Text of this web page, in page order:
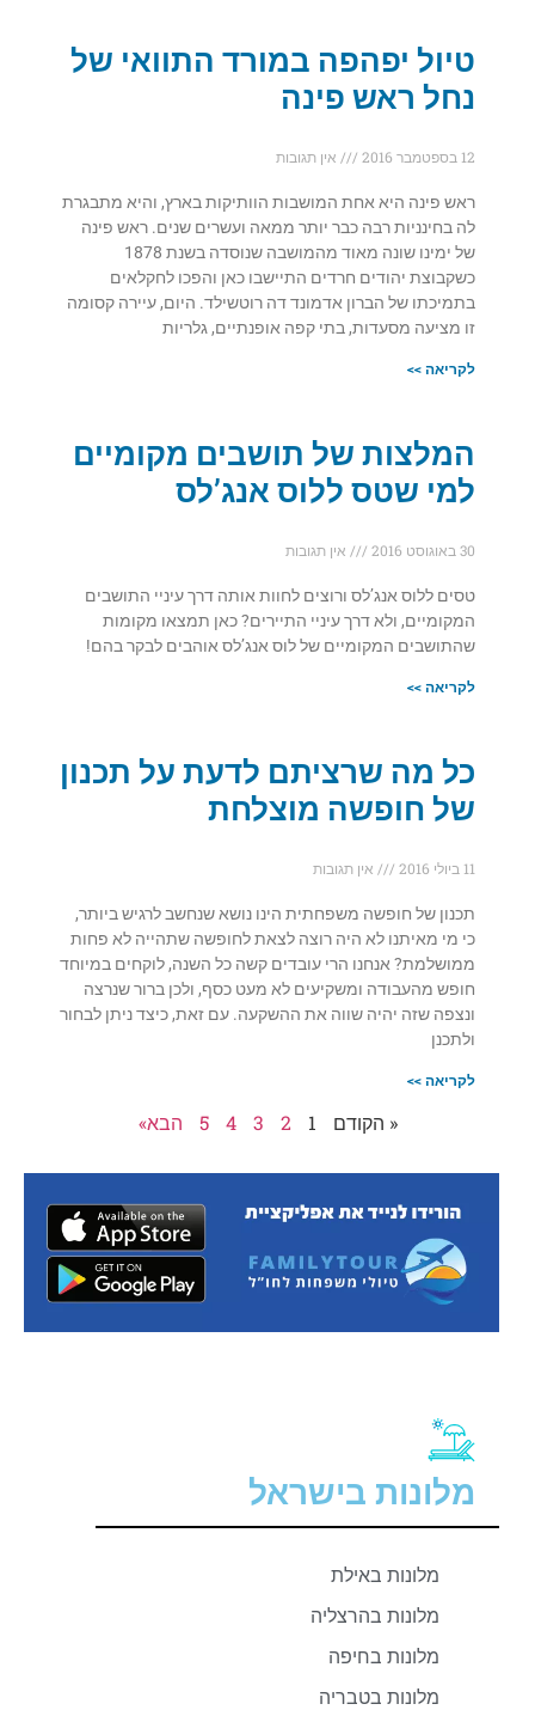
טיול יפהפה במורד התוואי של
נחל ראש פינה
12 בספטמבר 2016 אין תגובות
ראש פינה היא אחת המושבות הוותיקות בארץ, והיא מתבגרת
לה בחינניות רבה כבר יותר ממאה ועשרים שנים. ראש פינה
של ימינו שונה מאוד מהמושבה שנוסדה בשנת 1878
כשקבוצת יהודים חרדים התיישבו כאן והפכו לחקלאים
בתמיכתו של הברון אדמונד דה רוטשילד. היום, עיירה קסומה
זו מציעה מסעדות, בתי קפה אופנתיים, גלריות
לקריאה >>
המלצות של תושבים מקומיים
למי שטס ללוס אנג’לס
30 באוגוסט 2016 אין תגובות
טסים ללוס אנג’לס ורוצים לחוות אותה דרך עיניי התושבים
המקומיים, ולא דרך עיניי התיירים? כאן תמצאו מקומות
שהתושבים המקומיים של לוס אנג’לס אוהבים לבקר בהם!
לקריאה >>
כל מה שרציתם לדעת על תכנון
של חופשה מוצלחת
11 ביולי 2016 אין תגובות
תכנון של חופשה משפחתית הינו נושא שנחשב לרגיש ביותר,
כי מי מאיתנו לא היה רוצה לצאת לחופשה שתהייה לא פחות
ממושלמת? אנחנו הרי עובדים קשה כל השנה, לוקחים במיוחד
חופש מהעבודה ומשקיעים לא מעט כסף, ולכן ברור שנרצה
ונצפה שזה יהיה שווה את ההשקעה. עם זאת, כיצד ניתן לבחור
ולתכנן
לקריאה >>
« הקודם 1
2
3
4
5 הבא»
מלונות בישראל
מלונות באילת
מלונות בהרצליה
מלונות בחיפה
מלונות בטבריה